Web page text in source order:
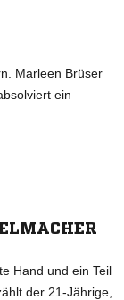
Marleen Brüser
ein
Hand und ein Teil
der 21-Jährige,